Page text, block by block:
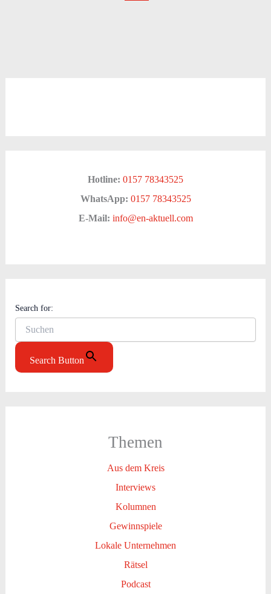
Hotline: 0157 78343525
WhatsApp: 0157 78343525
E-Mail: info@en-aktuell.com
Search for:
Search Button
Themen
Aus dem Kreis
Interviews
Kolumnen
Gewinnspiele
Lokale Unternehmen
Rätsel
Podcast